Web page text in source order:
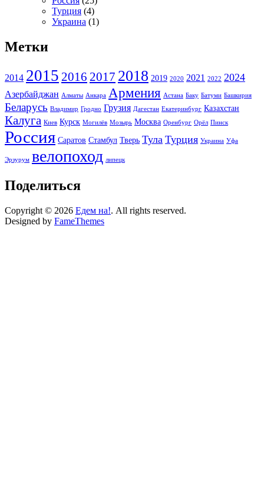
Турция (4)
Украина (1)
Метки
2014 2015 2016 2017 2018 2019 2020 2021 2022 2024
Азербайджан Алматы Анкара Армения Астана Баку Батуми Башкирия
Беларусь Владимир Гродно Грузия Дагестан Екатеринбург Казахстан
Калуга Киев Курск Могилёв Мозырь Москва Оренбург Орёл Пинск
Россия Саратов Стамбул Тверь Тула Турция Украина Уфа
Эрзурум велопоход липецк
Поделиться
Copyright © 2026 Едем на!. All rights reserved.
Designed by FameThemes